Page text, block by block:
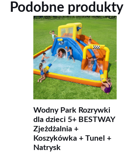
Podobne produkty
Wodny Park Rozrywki
dla dzieci 5+ BESTWAY
Zjeżdżalnia +
Koszykówka + Tunel +
Natrysk